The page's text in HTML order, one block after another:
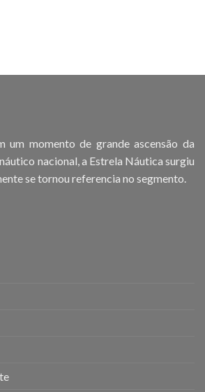
um momento de grande ascensão da
nacional, a Estrela Náutica surgiu
se tornou referencia no segmento.